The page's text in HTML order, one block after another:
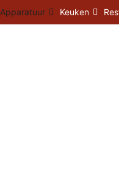
Apparatuur Keuken